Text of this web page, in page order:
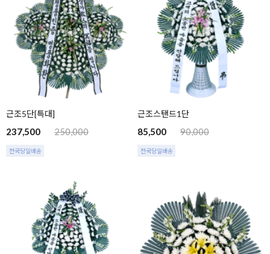
근조5단[특대]
237,500 250,000
전국당일배송
근조스탠드1단
85,500 90,000
전국당일배송